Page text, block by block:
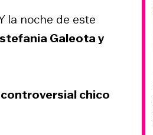
la noche de este
Galeota y
chico